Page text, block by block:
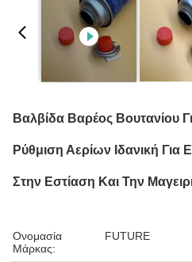
Βαλβίδα Βαρέος Βουτανίου
Ρύθμιση Αερίων Ιδανική
Στην Εστίαση Και Την
Ονομασία
Μάρκας:
FUTURE